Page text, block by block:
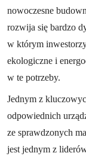
nowoczesne
rozwija się bardzo
w którym
ekologiczne i
w te potrzeby.
Jednym z
odpowiednich
ze sprawdzonych
jest jednym z